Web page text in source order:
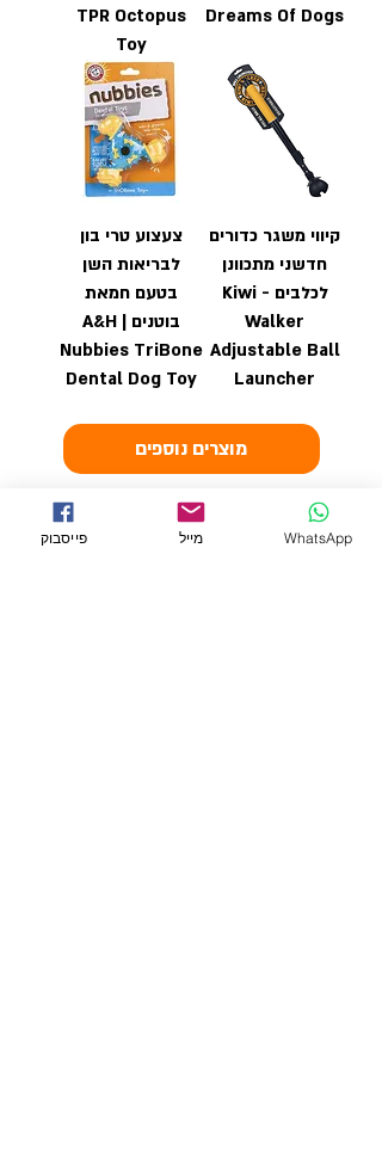
Dreams Of Dogs
TPR Octopus
Toy
קיווי משגר כדורים
חדשני מתכוונן
לכלבים - Kiwi
Walker
Adjustable Ball
Launcher
צעצוע טרי בון
לבריאות השן
בטעם חמאת
בוטנים | A&H
Nubbies TriBone
Dental Dog Toy
מוצרים נוספים
← חטיפים פייסבוק מייל WhatsApp